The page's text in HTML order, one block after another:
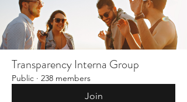
Transparency Interna Group
Public · 238 members
Join